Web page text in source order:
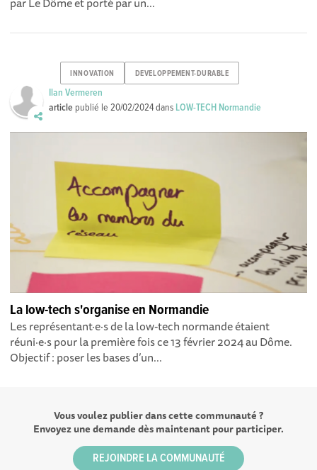
INNOVATION DEVELOPPEMENT-DURABLE
Ilan Vermeren
article publié le20/02/2024dans LOW-TECH Normandie
La low-tech s'organise en Normandie
Les représentant·e·s de la low-tech normande étaient
réuni·e·s pour la première fois ce 13 février 2024 au Dôme.
Objectif : poser les bases d’un...
Vous voulez publier dans cette communauté ?
Envoyez une demande dès maintenant pour participer.
REJOINDRE LA COMMUNAUTÉ